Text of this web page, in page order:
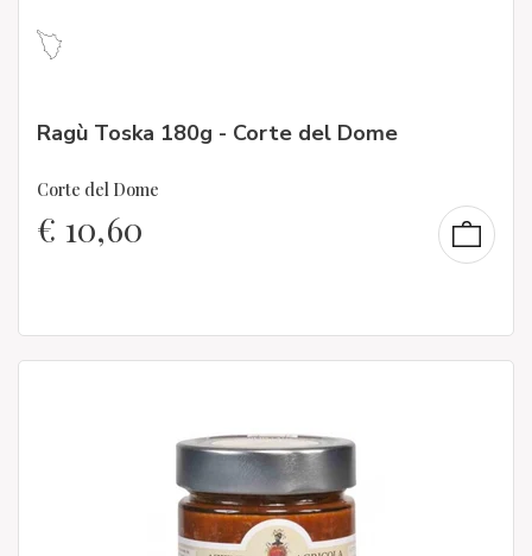
Ragù Toska 180g - Corte del Dome
Corte del Dome
€ 10,60